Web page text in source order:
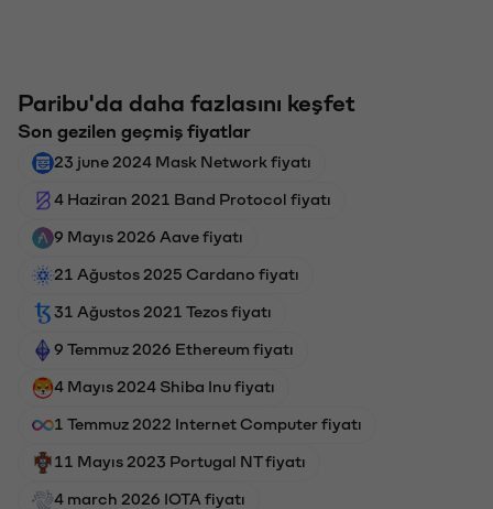
Paribu'da daha fazlasını keşfet
Son gezilen geçmiş fiyatlar
23 june 2024 Mask Network fiyatı
4 Haziran 2021 Band Protocol fiyatı
9 Mayıs 2026 Aave fiyatı
21 Ağustos 2025 Cardano fiyatı
31 Ağustos 2021 Tezos fiyatı
9 Temmuz 2026 Ethereum fiyatı
4 Mayıs 2024 Shiba Inu fiyatı
1 Temmuz 2022 Internet Computer fiyatı
11 Mayıs 2023 Portugal NT fiyatı
4 march 2026 IOTA fiyatı